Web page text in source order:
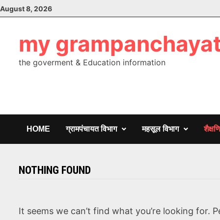
Skip
to
August 8, 2026
my
the goverment & Education information
HOME ग्रामपंचायत विभाग महसूल विभाग
NOTHING FOUND
It seems we can’t find what you’re looking for.